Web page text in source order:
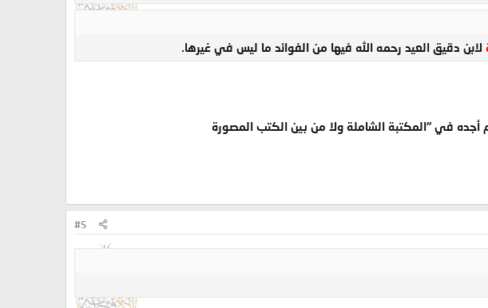
لابن دقيق العيد رحمه الله فيها من الفوائد ما ليس في غيرها.
في "المكتبة الشاملة ولا من بين الكتب المصورة
#5